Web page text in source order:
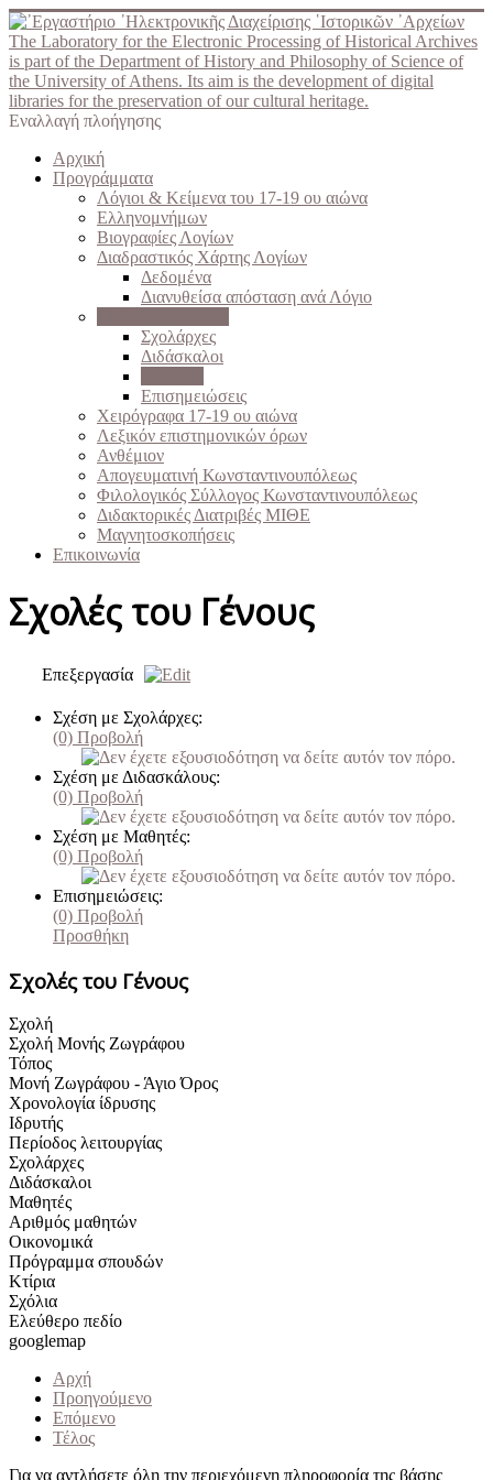
The Laboratory for the Electronic Processing of Historical Archives
is part of the Department of History and Philosophy of Science of
the University of Athens. Its aim is the development of digital
libraries for the preservation of our cultural heritage.
Εναλλαγή πλοήγησης
Αρχική
Προγράμματα
Λόγιοι & Κείμενα του 17-19 ου αιώνα
Ελληνομνήμων
Βιογραφίες Λογίων
Διαδραστικός Χάρτης Λογίων
Δεδομένα
Διανυθείσα απόσταση ανά Λόγιο
Σχολάρχες
Διδάσκαλοι
Επισημειώσεις
Χειρόγραφα 17-19 ου αιώνα
Λεξικόν επιστημονικών όρων
Ανθέμιον
Απογευματινή Κωνσταντινουπόλεως
Φιλολογικός Σύλλογος Κωνσταντινουπόλεως
Διδακτορικές Διατριβές ΜΙΘΕ
Μαγνητοσκοπήσεις
Επικοινωνία
Σχολές του Γένους
Επεξεργασία
Σχέση με Σχολάρχες:
(0) Προβολή
Σχέση με Διδασκάλους:
(0) Προβολή
Σχέση με Μαθητές:
(0) Προβολή
Επισημειώσεις:
(0) Προβολή
Προσθήκη
Σχολές του Γένους
Σχολή
Σχολή Μονής Ζωγράφου
Τόπος
Μονή Ζωγράφου - Άγιο Όρος
Χρονολογία ίδρυσης
Ιδρυτής
Περίοδος λειτουργίας
Σχολάρχες
Διδάσκαλοι
Μαθητές
Αριθμός μαθητών
Οικονομικά
Πρόγραμμα σπουδών
Κτίρια
Σχόλια
Ελεύθερο πεδίο
googlemap
Αρχή
Προηγούμενο
Επόμενο
Τέλος
Για να αντλήσετε όλη την περιεχόμενη πληροφορία της βάσης